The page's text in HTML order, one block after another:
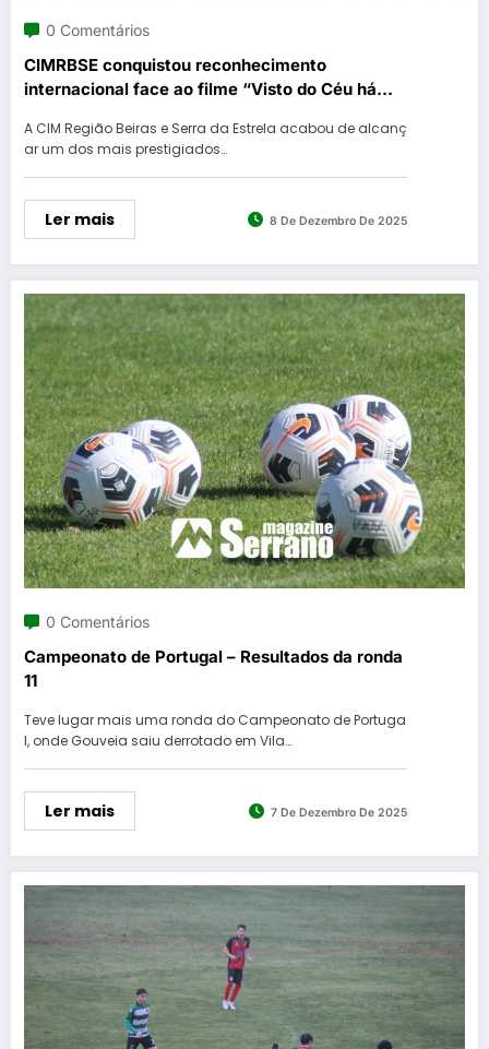
0 Comentários
CIMRBSE conquistou reconhecimento
internacional face ao filme “Visto do Céu há
A CIM Região Beiras e Serra da Estrela acabou de alcanç
ar um dos mais prestigiados…
Ler mais 8 De Dezembro De 2025
0 Comentários
Campeonato de Portugal – Resultados da ronda
11
Teve lugar mais uma ronda do Campeonato de Portuga
l, onde Gouveia saiu derrotado em Vila…
Ler mais 7 De Dezembro De 2025